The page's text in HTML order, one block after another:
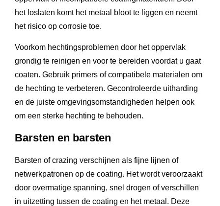
het loslaten komt het metaal bloot te liggen en neemt
het risico op corrosie toe.
Voorkom hechtingsproblemen door het oppervlak
grondig te reinigen en voor te bereiden voordat u gaat
coaten. Gebruik primers of compatibele materialen om
de hechting te verbeteren. Gecontroleerde uitharding
en de juiste omgevingsomstandigheden helpen ook
om een sterke hechting te behouden.
Barsten en barsten
Barsten of crazing verschijnen als fijne lijnen of
netwerkpatronen op de coating. Het wordt veroorzaakt
door overmatige spanning, snel drogen of verschillen
in uitzetting tussen de coating en het metaal. Deze